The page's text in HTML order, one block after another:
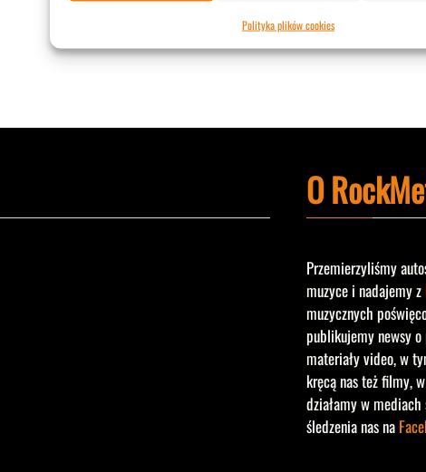
Polityka plików cookies
O
Przemierzyliśmy
muzyce i nadajemy z
muzycznych
publikujemy newsy
materiały video, w
kręcą nas też filmy,
działamy w
śledzenia nas na